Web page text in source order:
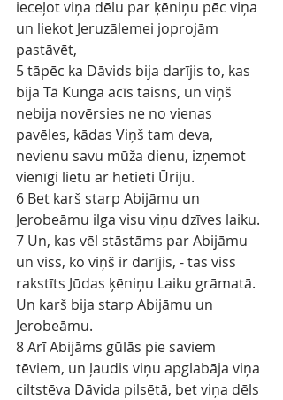
ieceļot viņa dēlu par ķēniņu pēc viņa
un liekot Jeruzālemei joprojām
pastāvēt,
5 tāpēc ka Dāvids bija darījis to, kas
bija Tā Kunga acīs taisns, un viņš
nebija novērsies ne no vienas
pavēles, kādas Viņš tam deva,
nevienu savu mūža dienu, izņemot
vienīgi lietu ar hetieti Ūriju.
6 Bet karš starp Abijāmu un
Jerobeāmu ilga visu viņu dzīves laiku.
7 Un, kas vēl stāstāms par Abijāmu
un viss, ko viņš ir darījis, - tas viss
rakstīts Jūdas ķēniņu Laiku grāmatā.
Un karš bija starp Abijāmu un
Jerobeāmu.
8 Arī Abijāms gūlās pie saviem
tēviem, un ļaudis viņu apglabāja viņa
ciltstēva Dāvida pilsētā, bet viņa dēls